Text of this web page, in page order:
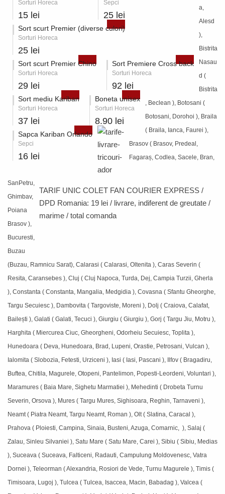
Sorturi Horeca
15 lei
Sepci
25 lei
Sort scurt Premier (diverse culori)
Sorturi Horeca
25 lei
Sort scurt Premier Chino
Sorturi Horeca
29 lei
Sort Premiere Cross back
Sorturi Horeca
92 lei
Sort mediu Kariban
Sorturi Horeca
37 lei
Boneta unisex
Sorturi Horeca
8.90 lei
Sapca Kariban Orlando
Sepci
16 lei
TARIF UNIC COLET FAN COURIER EXPRESS /
DPD Romania: 19 lei / livrare, indiferent de greutate /
marime / total comanda
a,
Alesd
),
Bistrita
Nasau
d (
Bistrita
, Beclean ), Botosani (
Botosani, Dorohoi ), Braila
( Braila, Ianca, Faurei ),
Brasov ( Brasov, Predeal,
Fagaraș, Codlea, Sacele, Bran,
SanPetru,
Ghimbav,
Poiana
Brasov ),
Bucuresti,
Buzau
(Buzau, Ramnicu Sarat), Calarasi ( Calarasi, Oltenita ), Caras Severin (
Resita, Caransebes ), Cluj ( Cluj Napoca, Turda, Dej, Campia Turzii, Gherla
), Constanta ( Constanta, Mangalia, Medgidia ), Covasna ( Sfantu Gheorghe,
Targu Secuiesc ), Dambovita ( Targoviste, Moreni ), Dolj ( Craiova, Calafat,
Bailești ), Galati ( Galati, Tecuci ), Giurgiu ( Giurgiu ), Gorj ( Targu Jiu, Motru ),
Harghita ( Miercurea Ciuc, Gheorgheni, Odorheiu Secuiesc, Toplita ),
Hunedoara ( Deva, Hunedoara, Brad, Lupeni, Orastie, Petrosani, Vulcan ),
Ialomita ( Slobozia, Fetesti, Urziceni ), Iasi ( Iasi, Pascani ), Ilfov ( Bragadiru,
Buftea, Chitila, Magurele, Otopeni, Pantelimon, Popesti-Leordeni, Voluntari ),
Maramures ( Baia Mare, Sighetu Marmatiei ), Mehedinti ( Drobeta Turnu
Severin, Orsova ), Mures ( Targu Mures, Sighisoara, Reghin, Tarnaveni ),
Neamt ( Piatra Neamt, Targu Neamt, Roman ), Olt ( Slatina, Caracal ),
Prahova ( Ploiesti, Campina, Sinaia, Busteni, Azuga, Comarnic, ), Salaj (
Zalau, Sinleu Silvaniei ), Satu Mare ( Satu Mare, Carei ), Sibiu ( Sibiu, Medias
), Suceava ( Suceava, Falticeni, Radauti, Campulung Moldovenesc, Vatra
Dornei ), Teleorman ( Alexandria, Rosiori de Vede, Turnu Magurele ), Timis (
Timisoara, Lugoj ), Tulcea ( Tulcea, Isaccea, Macin, Babadag ), Valcea (